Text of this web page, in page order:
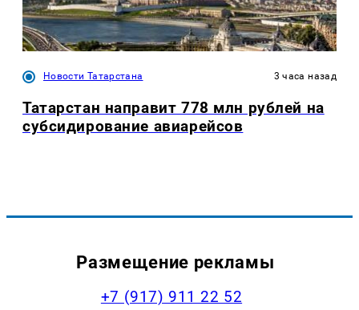
Новости Татарстана 3 часа назад
Татарстан направит 778 млн рублей на
субсидирование авиарейсов
Размещение рекламы
+7 (917) 911 22 52